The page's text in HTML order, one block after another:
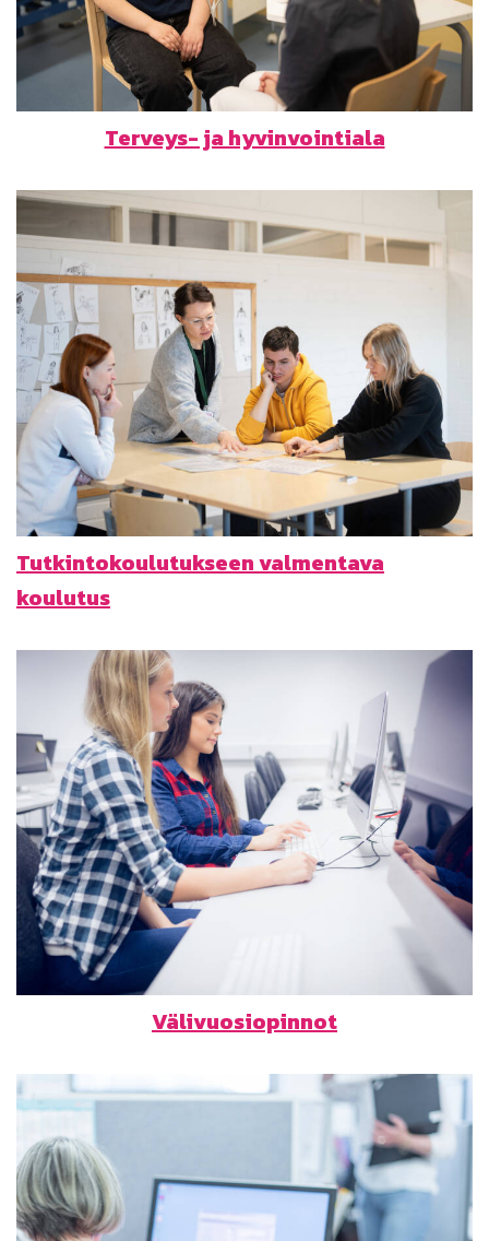
Terveys- ja hyvinvointiala
Tutkinto­koulutukseen valmentava
koulutus
Välivuosiopinnot